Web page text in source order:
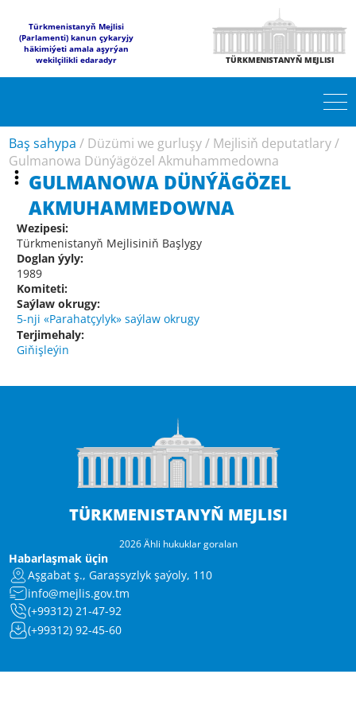
Türkmenistanyň Mejlisi
(Parlamenti) kanun çykaryjy
häkimiýeti amala aşyrýan
wekilçilikli edaradyr
TÜRKMENISTANYŇ MEJLISI
Baş sahypa / Düzümi we gurluşy/ Mejlisiň deputatlary/
Gulmanowa Dünýägözel Akmuhammedowna
GULMANOWA DÜNÝÄGÖZEL
AKMUHAMMEDOWNA
Wezipesi:
Türkmenistanyň Mejlisiniň Başlygy
Doglan ýyly:
1989
Komiteti:
Saýlaw okrugy:
5-nji «Parahatçylyk» saýlaw okrugy
Terjimehaly:
Giňişleýin
TÜRKMENISTANYŇ MEJLISI
2026 Ähli hukuklar goralan
Habarlaşmak üçin
Aşgabat ş., Garaşsyzlyk şaýoly, 110
info@mejlis.gov.tm
(+99312) 21-47-92
(+99312) 92-45-60